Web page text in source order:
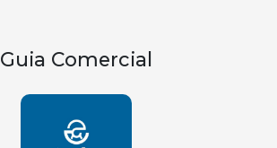
Guia Comercial